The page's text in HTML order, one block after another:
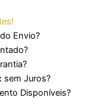
Envio?
sem Juros?
Disponíveis?